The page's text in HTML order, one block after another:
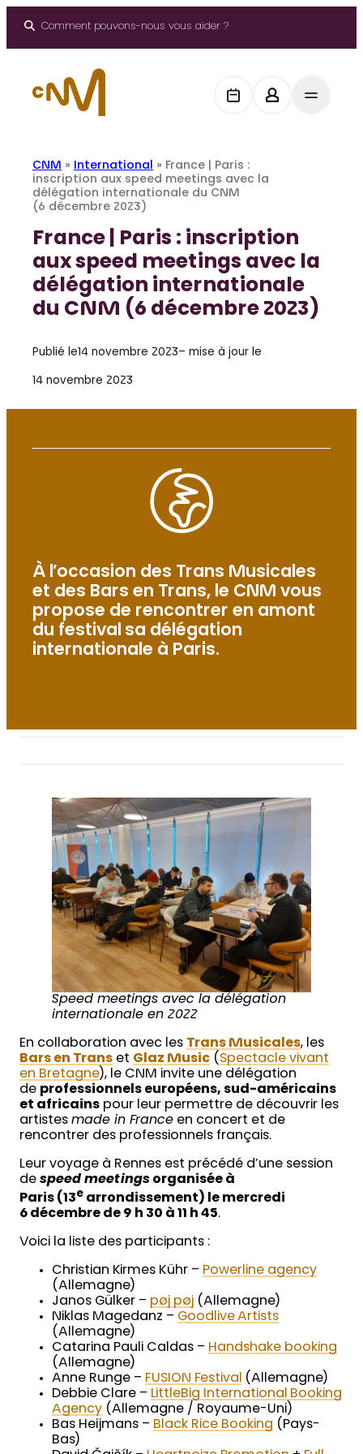
Comment pouvons-nous vous aider ?
CNM » International » France | Paris :
inscription aux speed meetings avec la
délégation internationale du CNM
(6 décembre 2023)
France | Paris : inscription
aux speed meetings avec la
délégation internationale
du CNM (6 décembre 2023)
Publié le14 novembre 2023– mise à jour le
14 novembre 2023
À l’occasion des Trans Musicales
et des Bars en Trans, le CNM vous
propose de rencontrer en amont
du festival sa délégation
internationale à Paris.
Speed meetings avec la délégation
internationale en 2022
En collaboration avec les Trans Musicales, les
Bars en Trans et Glaz Music ( Spectacle vivant
en Bretagne), le CNM invite une délégation
de professionnels européens, sud-américains
et africains pour leur permettre de découvrir les
artistes made in France en concert et de
rencontrer des professionnels français.
Leur voyage à Rennes est précédé d’une session
de speed meetings organisée à
Paris (13e arrondissement) le mercredi
6 décembre de 9 h 30 à 11 h 45.
Voici la liste des participants :
Christian Kirmes Kühr – Powerline agency
(Allemagne)
Janos Gülker – pøj pøj (Allemagne)
Niklas Magedanz – Goodlive Artists
(Allemagne)
Catarina Pauli Caldas – Handshake booking
(Allemagne)
Anne Runge – FUSION Festival (Allemagne)
Debbie Clare – LittleBig International Booking
Agency (Allemagne / Royaume-Uni)
Bas Heijmans – Black Rice Booking (Pays-
Bas)